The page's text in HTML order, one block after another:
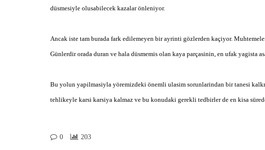
düsmesiyle olusabilecek kazalar önleniyor.
Ancak iste tam burada fark edilemeyen bir ayrinti gözlerden kaçiyor.
Günlerdir orada duran ve hala düsmemis olan kaya parçasinin, en ufak
Bu yolun yapilmasiyla yöremizdeki önemli ulasim sorunlarindan bir tanesi
tehlikeyle karsi karsiya kalmaz ve bu konudaki gerekli tedbirler de en kisa
0 203